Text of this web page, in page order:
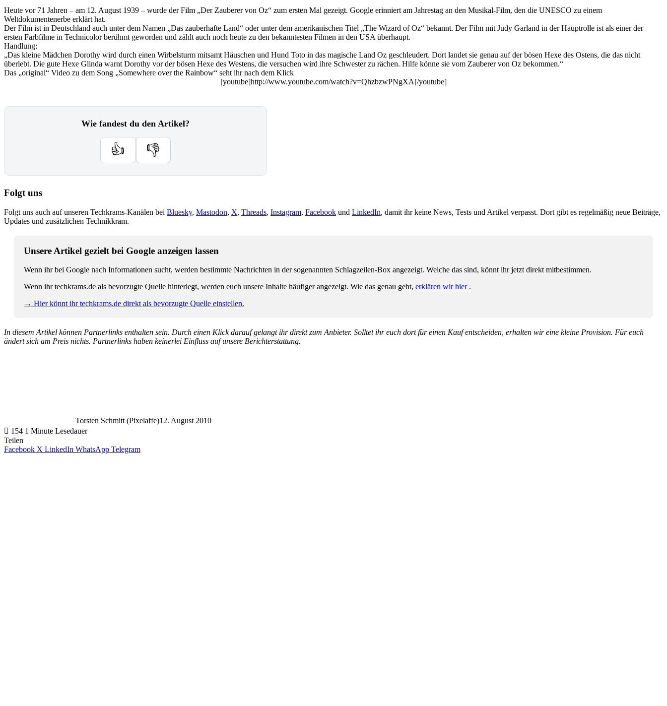
Heute vor 71 Jahren – am 12. August 1939 – wurde der Film „Der Zauberer von Oz“ zum ersten Mal gezeigt. Google erinniert am Jahrestag an den Musikal-Film, den die UNESCO zu einem
Weltdokumentenerbe erklärt hat.
Der Film ist in Deutschland auch unter dem Namen „Das zauberhafte Land“ oder unter dem amerikanischen Titel „The Wizard of Oz“ bekannt. Der Film mit Judy Garland in der Hauptrolle ist als einer der
ersten Farbfilme in Technicolor berühmt geworden und zählt auch noch heute zu den bekanntesten Filmen in den USA überhaupt.
Handlung:
„Das kleine Mädchen Dorothy wird durch einen Wirbelsturm mitsamt Häuschen und Hund Toto in das magische Land Oz geschleudert. Dort landet sie genau auf der bösen Hexe des Ostens, die das nicht
überlebt. Die gute Hexe Glinda warnt Dorothy vor der bösen Hexe des Westens, die versuchen wird ihre Schwester zu rächen. Hilfe könne sie vom Zauberer von Oz bekommen.“
Das „original“ Video zu dem Song „Somewhere over the Rainbow“ seht ihr nach dem Klick
[youtube]http://www.youtube.com/watch?v=QhzbzwPNgXA[/youtube]
Wie fandest du den Artikel?
👍 👎
Folgt uns
Folgt uns auch auf unseren Techkrams-Kanälen bei Bluesky, Mastodon, X, Threads, Instagram, Facebook und LinkedIn, damit ihr keine News, Tests und Artikel verpasst. Dort gibt es regelmäßig neue Beiträge,
Updates und zusätzlichen Technikkram.
Unsere Artikel gezielt bei Google anzeigen lassen
Wenn ihr bei Google nach Informationen sucht, werden bestimmte Nachrichten in der sogenannten Schlagzeilen-Box angezeigt. Welche das sind, könnt ihr jetzt direkt mitbestimmen.
Wenn ihr techkrams.de als bevorzugte Quelle hinterlegt, werden euch unsere Inhalte häufiger angezeigt. Wie das genau geht, erklären wir hier .
→ Hier könnt ihr techkrams.de direkt als bevorzugte Quelle einstellen.
In diesem Artikel können Partnerlinks enthalten sein. Durch einen Klick darauf gelangt ihr direkt zum Anbieter. Solltet ihr euch dort für einen Kauf entscheiden, erhalten wir eine kleine Provision. Für euch
ändert sich am Preis nichts. Partnerlinks haben keinerlei Einfluss auf unsere Berichterstattung.
Torsten Schmitt (Pixelaffe)12. August 2010
154 1 Minute Lesedauer
Teilen
Facebook X LinkedIn WhatsApp Telegram